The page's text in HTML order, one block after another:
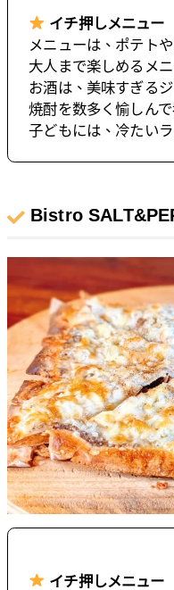
イチ押しメニュー
メニューは、ポテト
大人まで楽しめるメ
お酒は、美味すぎる
焼酎を数多く愉しん
子どもには、冷たい
Bistro
イチ押しメニュー